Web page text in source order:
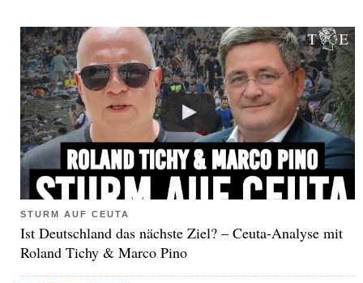
STURM AUF CEUTA
Ist Deutschland das nächste Ziel? – Ceuta-Analyse mit
Roland Tichy & Marco Pino